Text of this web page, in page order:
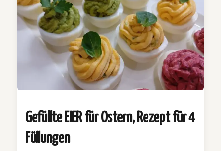
Gefüllte EIER für Ostern, Rezept für 4
Füllungen